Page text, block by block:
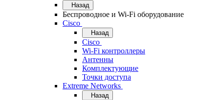
Назад
Беспроводное и Wi-Fi оборудование
Cisco
Назад
Cisco
Wi-Fi контроллеры
Антенны
Комплектующие
Точки доступа
Extreme Networks
Назад